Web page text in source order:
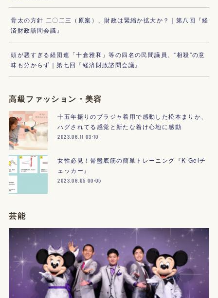
骨太の方針 二〇二三（原案）、財政は緊縮か拡大か？｜第八回『経
済財政諮問会議』
頭が悪すぎる経団連「十倉雅和」等の四名の民間議員、“相殺”の意
味も分からず｜第七回『経済財政諮問会議』
高級ファッション・美容
十五年振りのブラジャ着用で感動した松本まりか、
ハグされてる感覚と新たな着け心地に感動
2023.06.11 03:10
女性必見！骨盤底筋の簡単トレーニング『K Gelチ
ェッカー』
2023.06.05 00:05
芸能